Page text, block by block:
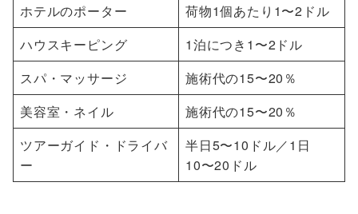
ホテルのポーター
荷物1個あたり1〜2ドル
ハウスキーピング
1泊につき1〜2ドル
スパ・マッサージ
施術代の15〜20％
美容室・ネイル
施術代の15〜20％
ツアーガイド・ドライバ
ー
半日5〜10ドル／1日
10〜20ドル